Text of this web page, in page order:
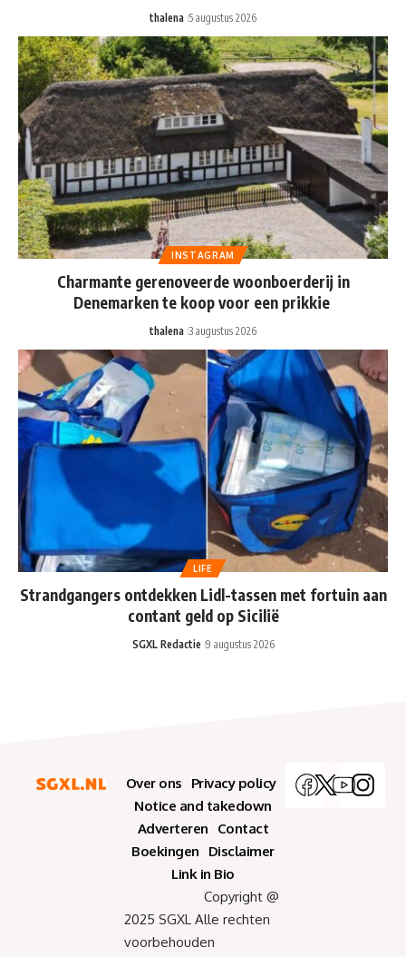
thalena 5 augustus 2026
INSTAGRAM
Charmante gerenoveerde woonboerderij in
Denemarken te koop voor een prikkie
thalena 3 augustus 2026
LIFE
Strandgangers ontdekken Lidl-tassen met fortuin aan
contant geld op Sicilië
SGXL Redactie 9 augustus 2026
Over ons
Privacy policy
Notice and takedown
Adverteren
Contact
Boekingen
Disclaimer
Link in Bio
Copyright @
2025 SGXL Alle rechten
voorbehouden